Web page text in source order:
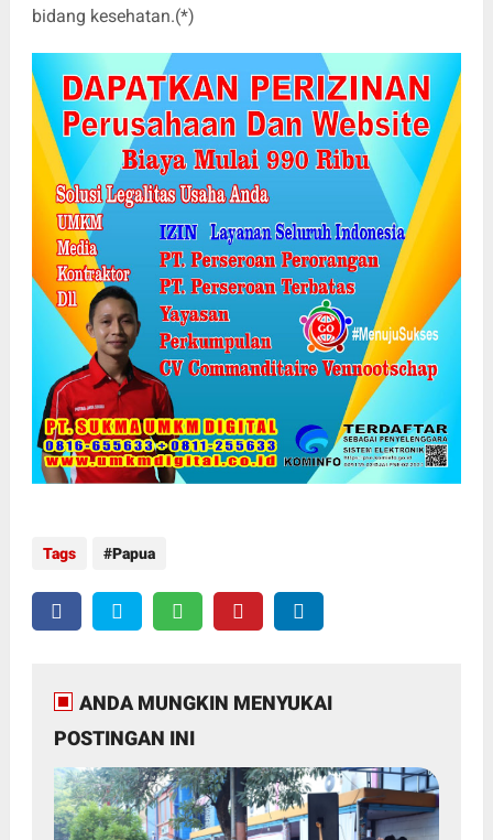
bidang kesehatan.(*)
Tags Papua
ANDA MUNGKIN MENYUKAI
POSTINGAN INI